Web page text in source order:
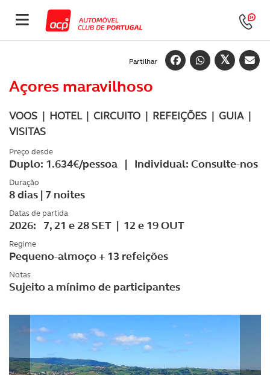
Partilhar
Açores maravilhoso
VOOS | HOTEL | CIRCUITO | REFEIÇÕES | GUIA |
VISITAS
Preço desde
Duplo: 1.634€/pessoa | Individual: Consulte-nos
Duração
8 dias | 7 noites
Datas de partida
2026: 7, 21 e 28 SET | 12 e 19 OUT
Regime
Pequeno-almoço + 13 refeições
Notas
Sujeito a mínimo de participantes